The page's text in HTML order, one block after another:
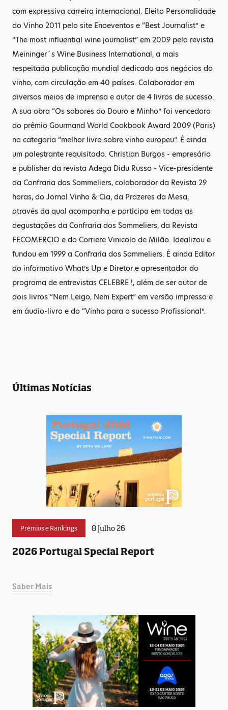
com expressiva carreira internacional. Eleito Personalidade
do Vinho 2011 pelo site Enoeventos e “Best Journalist” e
“The most influential wine journalist” em 2009 pela revista
Meininger´s Wine Business International, a mais
respeitada publicação mundial dedicada aos negócios do
vinho, com circulação em 40 países. Colaborador em
diversos meios de imprensa e autor de 4 livros de sucesso.
A sua obra “Os sabores do Douro e Minho” foi vencedora
do prêmio Gourmand World Cookbook Award 2009 (Paris)
na categoria “melhor livro sobre vinho europeu”. É ainda
um palestrante requisitado. Christian Burgos - empresário
e publisher da revista Adega Didu Russo - Vice-presidente
da Confraria dos Sommeliers, colaborador da Revista 29
horas, do Jornal Vinho & Cia, da Prazeres da Mesa,
através da qual acompanha e participa em todas as
degustações da Confraria dos Sommeliers, da Revista
FECOMERCIO e do Corriere Vinicolo de Milão. Idealizou e
fundou em 1999 a Confraria dos Sommeliers. É ainda Editor
do informativo What’s Up e Diretor e apresentador do
programa de entrevistas CELEBRE !, além de ser autor de
dois livros “Nem Leigo, Nem Expert” em versão impressa e
em áudio-livro e do “Vinho para o sucesso Profissional”.
Últimas Notícias
Prémios e Rankings 8 Julho 26
2026 Portugal Special Report
Saber Mais